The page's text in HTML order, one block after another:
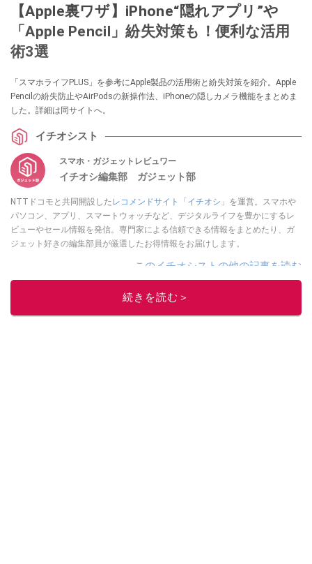
【Apple裏ワザ】iPhone“隠れアプリ”や
「Apple Pencil」紛失対策も！便利な活用
術3選
「スマホライフPLUS」を参考にApple製品の活用術と紛失対策を紹介。Apple
Pencilの紛失防止やAirPodsの新操作法、iPhoneの隠しカメラ機能をまとめま
した。詳細は同サイトへ。
イチオシスト
スマホ・ガジェットレビュワー
イチオシ編集部 ガジェット部
NTTドコモと共同開設したレコメンドサイト「イチオシ」 を運営。スマホや
パソコン、アプリ、スマートウォッチなど、デジタルライフを豊かにするレ
ビューやセール情報を発信。専門家による信頼できる情報をまとめたり、ガ
ジェット好きの編集部員が厳選したお得情報をお届けします。
このイチオシストの他の記事を読む
続きを読む＞